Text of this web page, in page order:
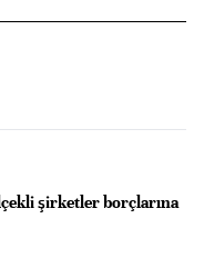
şirketler borçlarına